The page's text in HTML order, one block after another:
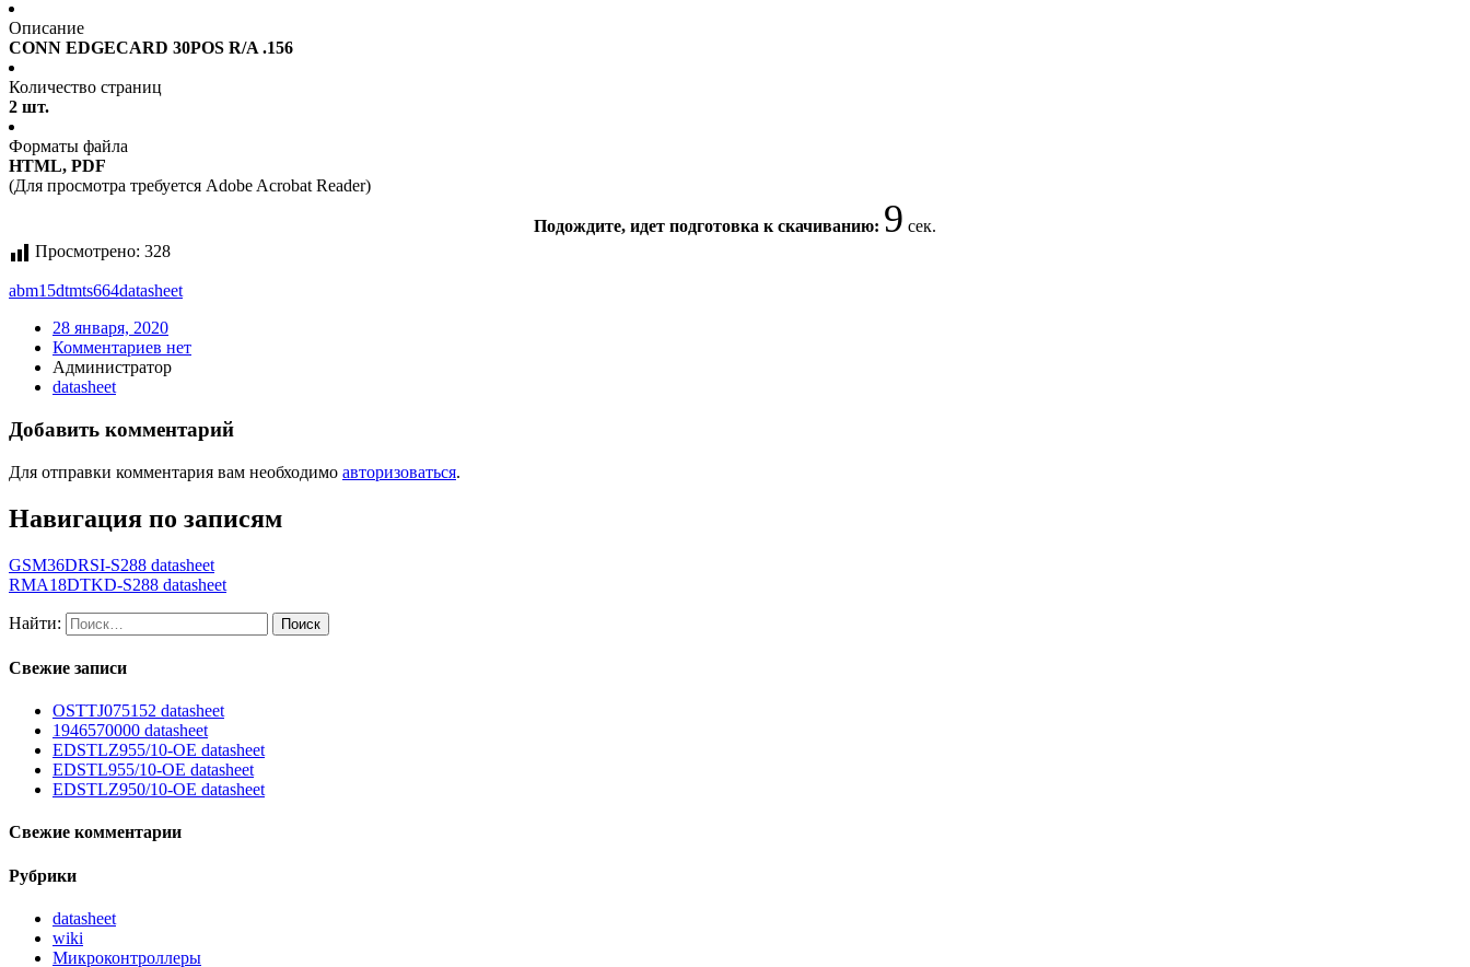
Описание
CONN EDGECARD 30POS R/A .156
Количество страниц
2 шт.
Форматы файла
HTML, PDF
(Для просмотра требуется Adobe Acrobat Reader)
Подождите, идет подготовка к скачиванию: 9 сек.
Просмотрено: 328
abm15dtmts664datasheet
28 января, 2020
Комментариев нет
Администратор
datasheet
Добавить комментарий
Для отправки комментария вам необходимо авторизоваться.
Навигация по записям
GSM36DRSI-S288 datasheet
RMA18DTKD-S288 datasheet
Найти:
Свежие записи
OSTTJ075152 datasheet
1946570000 datasheet
EDSTLZ955/10-OE datasheet
EDSTL955/10-OE datasheet
EDSTLZ950/10-OE datasheet
Свежие комментарии
Рубрики
datasheet
wiki
Микроконтроллеры